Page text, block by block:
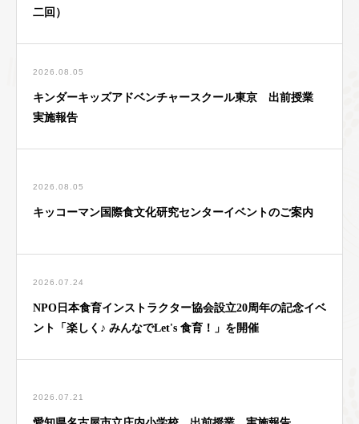
二回）
2026.08.05
キンダーキッズアドベンチャースクール東京 出前授業
実施報告
2026.08.05
キッコーマン国際食文化研究センターイベントのご案内
2026.07.24
NPO日本食育インストラクター協会設立20周年の記念イベ
ント「楽しく♪ みんなでLet's 食育！」を開催
2026.07.21